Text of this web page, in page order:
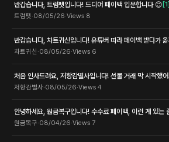
반갑습니다, 트럼펫입니다! 드디어 페이백 입문합니다 😊 [1]
트럼펫 ·08/05/26·Views 8
반갑습니다, 차트귀신입니다! 유튜버 따라 페이백 받다가
차트귀신 ·08/05/26·Views 6
처음 인사드려요, 저항감별사입니다! 선물 거래 막 시작했
저항감별사·08/05/26·Views 4
안녕하세요, 원금복구입니다! 수수료 페이백, 이런 게 있는
원금복구·08/04/26·Views 7